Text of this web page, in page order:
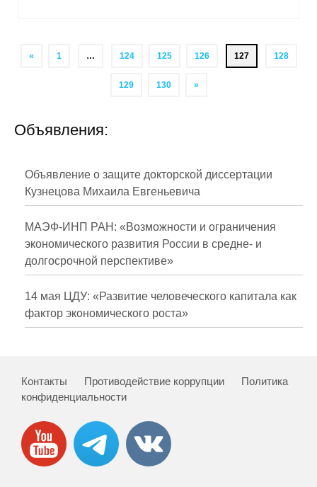
« 1 … 124 125 126 127 128
129 130 »
Объявления:
Объявление о защите докторской диссертации
Кузнецова Михаила Евгеньевича
МАЭФ-ИНП РАН: «Возможности и ограничения
экономического развития России в средне- и
долгосрочной перспективе»
14 мая ЦДУ: «Развитие человеческого капитала как
фактор экономического роста»
Контакты Противодействие коррупции
Политика
конфиденциальности